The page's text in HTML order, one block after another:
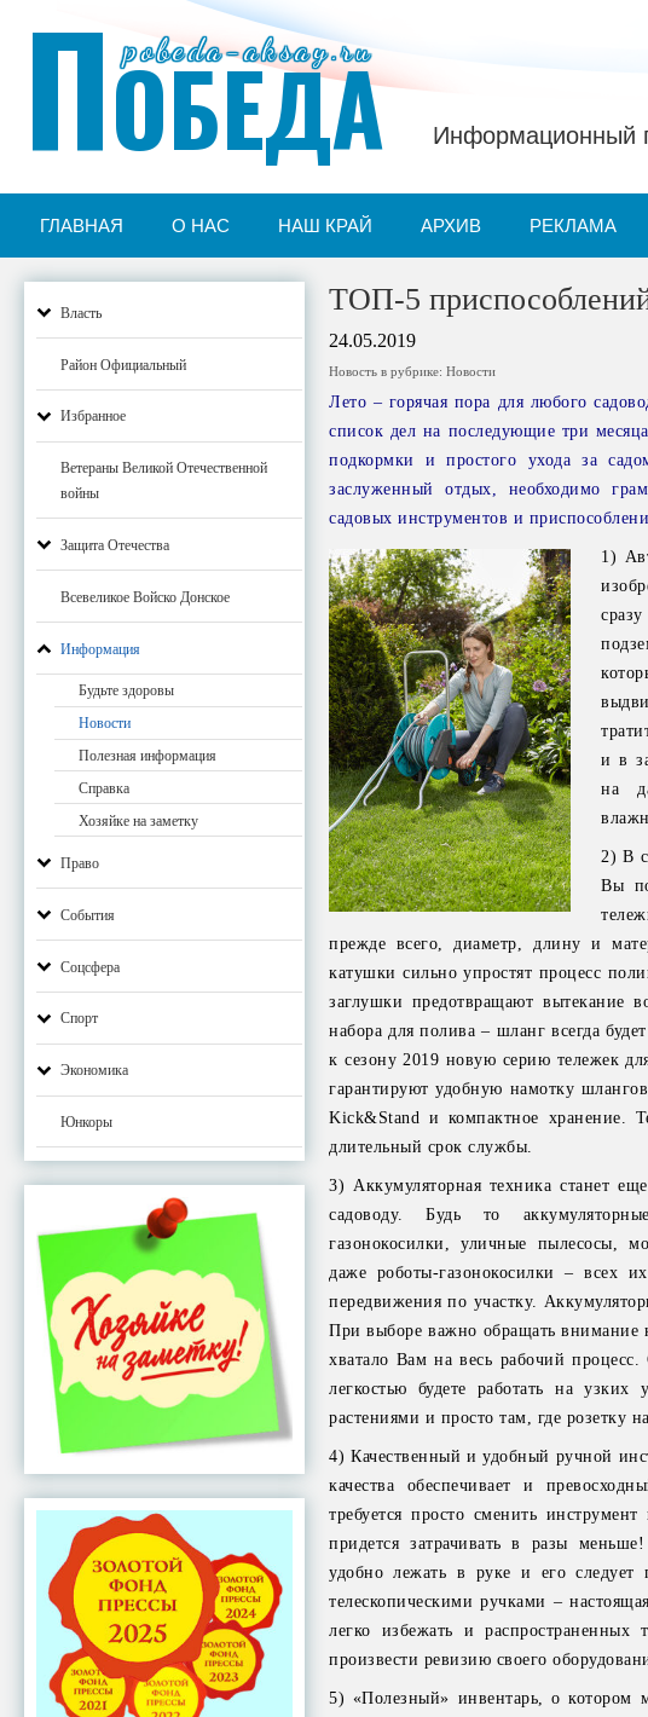
pobeda-aksay.ru
ПОБЕДА Информационный
ГЛАВНАЯ О НАС НАШ КРАЙ АРХИВ РЕКЛАМА
Власть
Район Официальный
Избранное
Ветераны Великой Отечественной
войны
Защита Отечества
Всевеликое Войско Донское
Информация
Будьте здоровы
Новости
Полезная информация
Справка
Хозяйке на заметку
Право
События
Соцсфера
Спорт
Экономика
Юнкоры
ТОП-5
24.05.2019
Новость в рубрике:Новости
Лето – горячая пора для любого
список дел на последующие три
подкормки и простого ухода за
заслуженный отдых, необходимо
садовых инструментов и
1)
и в
на
2) В
Вы
прежде всего, диаметр, длину и
катушки сильно упростят процесс
заглушки предотвращают вытекание
набора для полива – шланг всегда
к сезону 2019 новую серию тележек
гарантируют удобную намотку
Kick&Stand и компактное хранение.
длительный срок службы.
3) Аккумуляторная техника станет
садоводу. Будь то
газонокосилки, уличные пылесосы,
даже роботы-газонокосилки – всех
передвижения по участку.
При выборе важно обращать внимание
хватало Вам на весь рабочий
легкостью будете работать на
растениями и просто там, где розетку
4) Качественный и удобный ручной
качества обеспечивает и
требуется просто сменить
придется затрачивать в разы
удобно лежать в руке и его следует
телескопическими ручками –
легко избежать и
произвести ревизию своего
5) «Полезный» инвентарь, о котором